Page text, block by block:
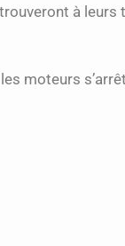
à
moteurs